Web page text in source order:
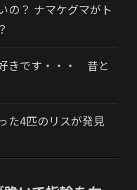
の？ ナマケグマがト
きです・・・ 昔と
た4匹のリスが発見